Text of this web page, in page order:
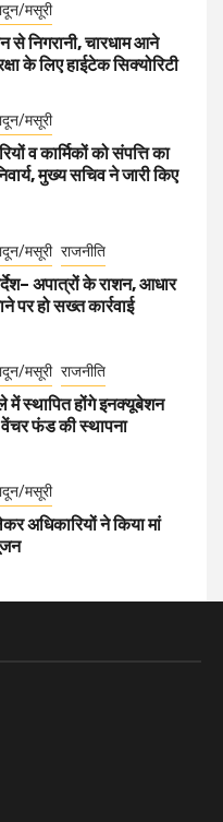
मसूरी
निगरानी, चारधाम आने
के लिए हाईटेक सिक्योरिटी
मसूरी
व कार्मिकों को संपत्ति का
मुख्य सचिव ने जारी किए
मसूरी राजनीति
अपात्रों के राशन, आधार
पर हो सख्त कार्रवाई
मसूरी राजनीति
में स्थापित होंगे इनक्यूबेशन
फंड की स्थापना
मसूरी
अधिकारियों ने किया मां